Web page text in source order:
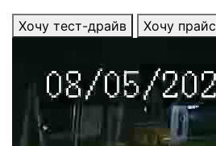
Хочу тест-драйв Хочу прайс